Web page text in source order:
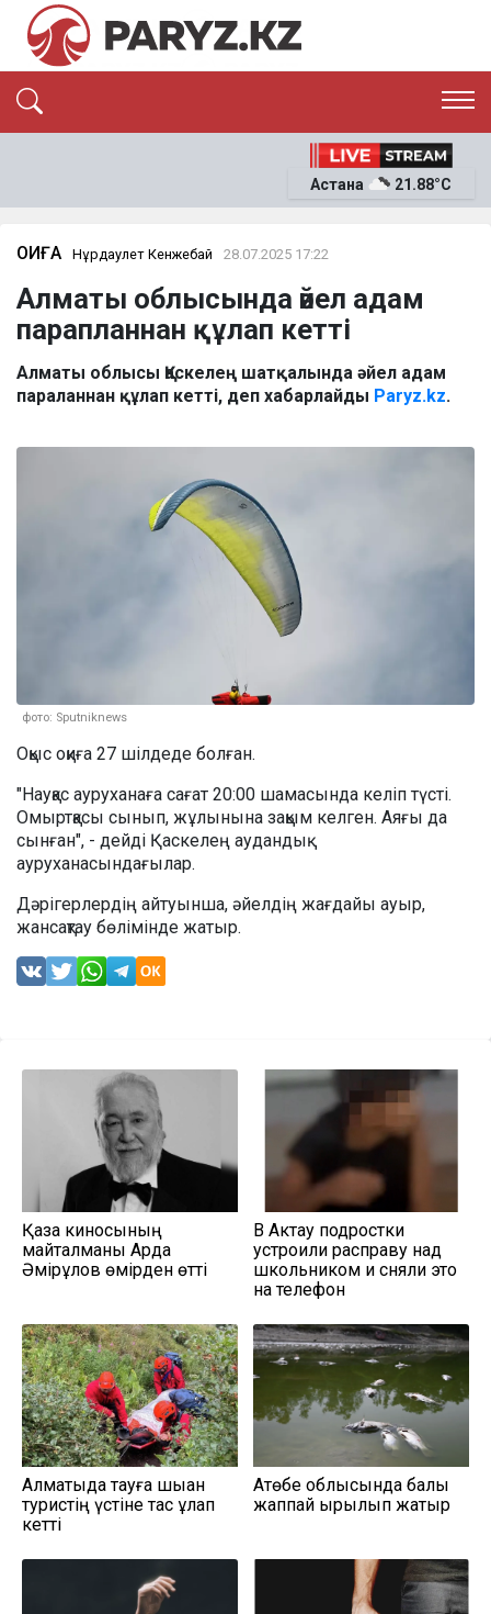
ЭКОНОМИКА
ОҚИҒА
News
Астана 21.88°C
ОҚИҒА Нұрдаулет Кенжебай 28.07.2025 17:22
Алматы облысында әйел адам
парапланнан құлап кетті
Алматы облысы Қаскелең шатқалында әйел адам
параланнан құлап кетті, деп хабарлайды Paryz.kz.
фото: Sputniknews
Оқыс оқиға 27 шілдеде болған.
"Науқас ауруханаға сағат 20:00 шамасында келіп түсті.
Омыртқасы сынып, жұлынына зақым келген. Аяғы да
сынған", - дейді Қаскелең аудандық
ауруханасындағылар.
Дәрігерлердің айтуынша, әйелдің жағдайы ауыр,
жансақтау бөлімінде жатыр.
Қазақ киносының
майталманы Ардақ
Әмірқұлов өмірден өтті
В Актау подростки
устроили расправу над
школьником и сняли это
на телефон
Алматыда тауға шыққан
туристің үстіне тас құлап
кетті
Ақтөбе облысында балық
жаппай қырылып жатыр